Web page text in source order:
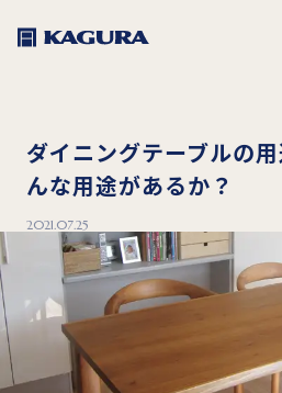
ダイニングテーブルの
んな用途があるか？
2021.07.25